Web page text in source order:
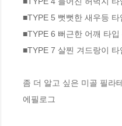
■TYPE 5 뻣뻣한 새우등
■TYPE 6 뻐근한 어깨 타
■TYPE 7 살찐 겨드랑이
좀 더 알고 싶은 미골 필라
에필로그